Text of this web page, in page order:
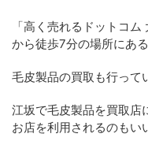
「高く売れるドットコ
から徒歩7分の場所にある
毛皮製品の買取も行って
江坂で毛皮製品を買取店
お店を利用されるのもい